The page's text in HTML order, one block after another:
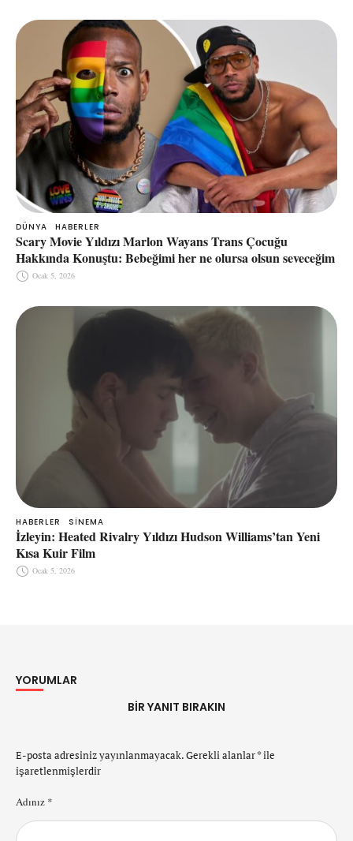
DÜNYA HABERLER
Scary Movie Yıldızı Marlon Wayans Trans Çocuğu
Hakkında Konuştu: Bebeğimi her ne olursa olsun seveceğim
Ocak 5, 2026
HABERLER SINEMA
İzleyin: Heated Rivalry Yıldızı Hudson Williams’tan Yeni
Kısa Kuir Film
Ocak 5, 2026
YORUMLAR
BIR YANIT BIRAKIN
E-posta adresiniz yayınlanmayacak.Gerekli alanlar*ile
işaretlenmişlerdir
Adınız *